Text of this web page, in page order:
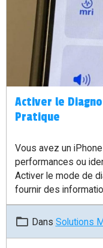
Activer le
Pratique
Vous avez un
performances ou
Activer le mode de
fournir des
expliquera comment
vous pouvez en tirer.
Dans Solutions